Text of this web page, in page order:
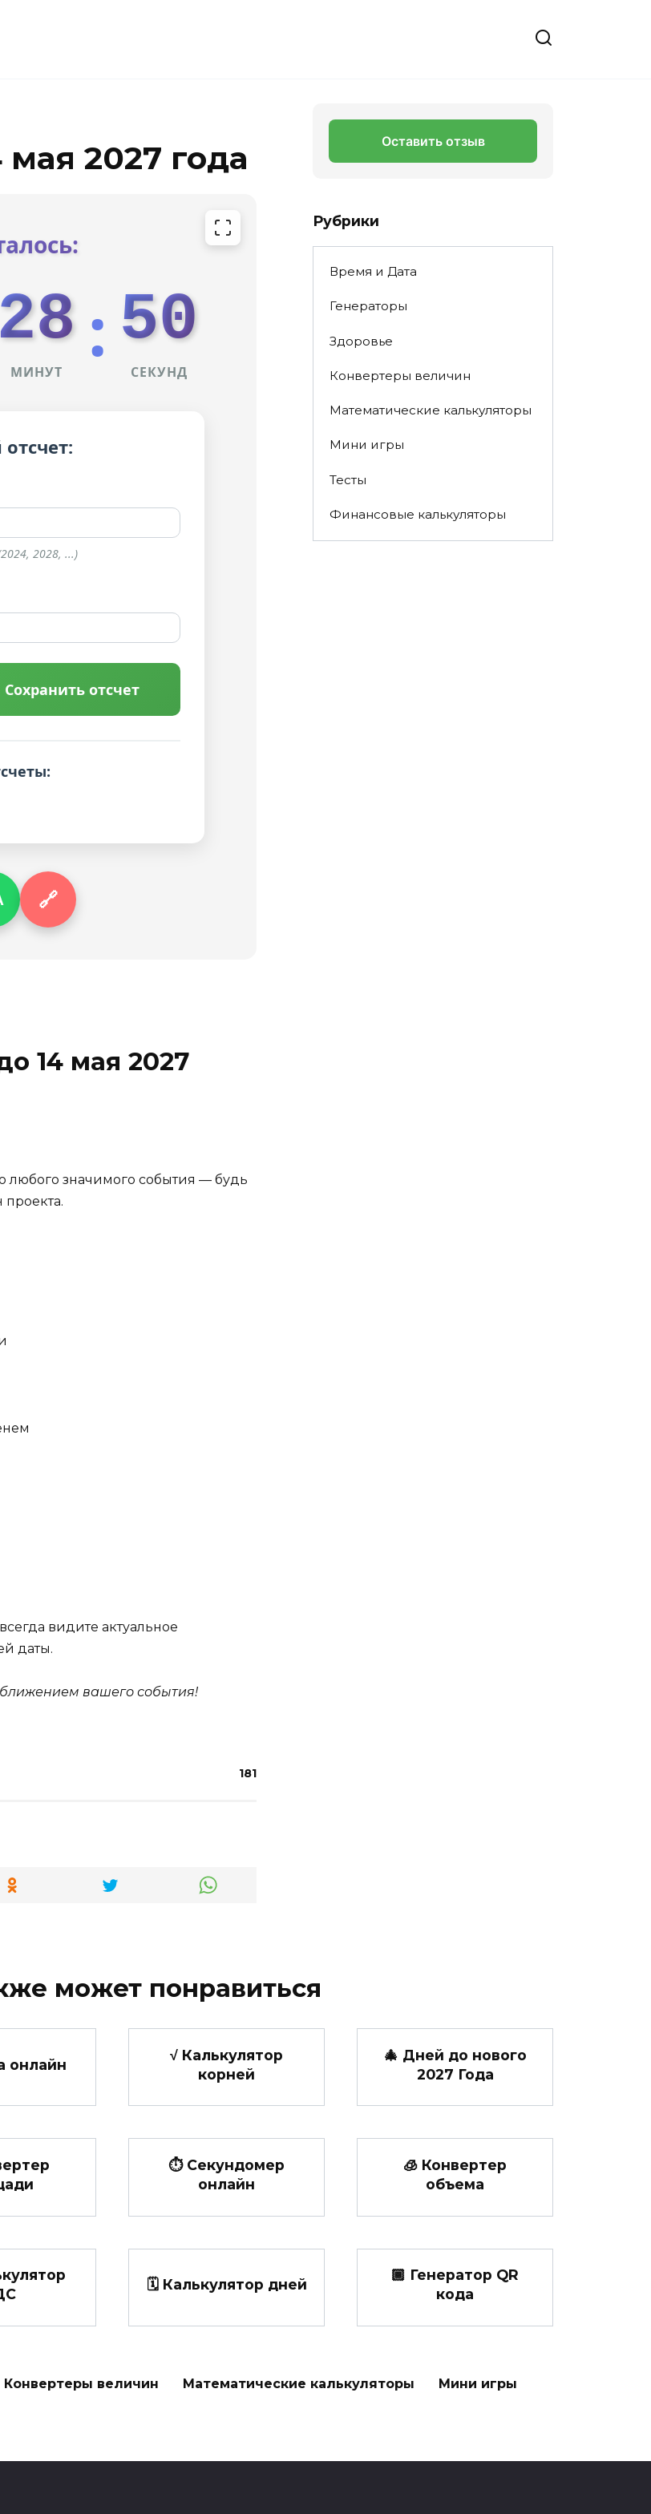
2027 года
28
МИНУТ : 49
СЕКУНД
2028, ...)
Сохранить отсчет
🔗
14 мая 2027
любого значимого события — будь
видите актуальное
даты.
вашего события!
181
Оставить отзыв
Рубрики
Время и Дата
Генераторы
Здоровье
Конвертеры величин
Математические калькуляторы
Мини игры
Тесты
Финансовые калькуляторы
может понравиться
онлайн
√ Калькулятор
корней
🎄 Дней до нового
2027 Года
⏱️ Секундомер
онлайн
🧊 Конвертер
объема
🗓️ Калькулятор дней
🏾 Генератор QR
кода
Конвертеры величин Математические калькуляторы Мини игры